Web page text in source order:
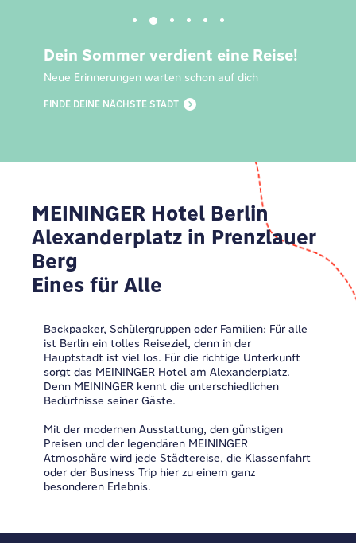
Dein Sommer verdient eine Reise!
Neue Erinnerungen warten schon auf dich
FINDE DEINE NÄCHSTE STADT
MEININGER Hotel Berlin
Alexanderplatz in Prenzlauer
Berg
Eines für Alle
Backpacker, Schülergruppen oder Familien: Für alle
ist Berlin ein tolles Reiseziel, denn in der
Hauptstadt ist viel los. Für die richtige Unterkunft
sorgt das MEININGER Hotel am Alexanderplatz.
Denn MEININGER kennt die unterschiedlichen
Bedürfnisse seiner Gäste.
Mit der modernen Ausstattung, den günstigen
Preisen und der legendären MEININGER
Atmosphäre wird jede Städtereise, die Klassenfahrt
oder der Business Trip hier zu einem ganz
besonderen Erlebnis.